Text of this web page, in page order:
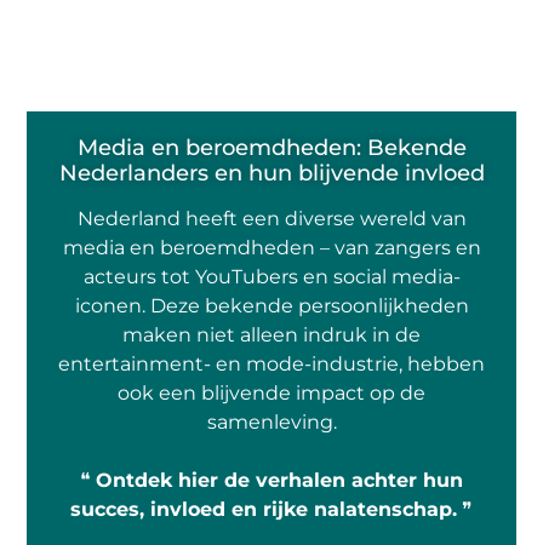
Media en beroemdheden: Bekende
Nederlanders en hun blijvende invloed
Nederland heeft een diverse wereld van
media en beroemdheden – van zangers en
acteurs tot YouTubers en social media-
iconen. Deze bekende persoonlijkheden
maken niet alleen indruk in de
entertainment- en mode-industrie, hebben
ook een blijvende impact op de
samenleving.
❝ Ontdek hier de verhalen achter hun
succes, invloed en rijke nalatenschap. ❞